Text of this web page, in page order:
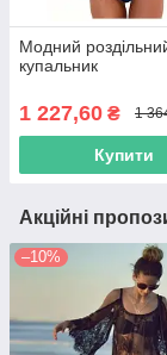
Модний
купальник
1 227,60 ₴ 1
Купити
Акційні
–10%